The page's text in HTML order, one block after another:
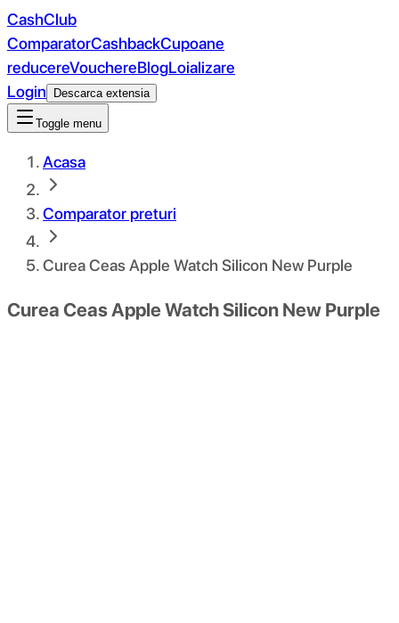
CashClub
ComparatorCashbackCupoane
reducereVouchereBlogLoializare
Login
Descarca extensia
Toggle menu
Acasa
Comparator preturi
Curea Ceas Apple Watch Silicon New Purple
Curea Ceas Apple Watch Silicon New Purple